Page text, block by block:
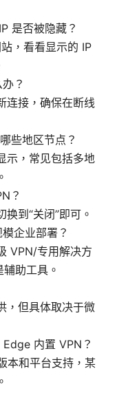
是否被隐藏？
，看看显示的 IP
？
连接，确保在断线
些地区节点？
示，常见包括多地
？
到“关闭”即可。
企业部署？
VPN/专用解决方
助工具。
，但具体取决于微
内置 VPN？
本和平台支持，某